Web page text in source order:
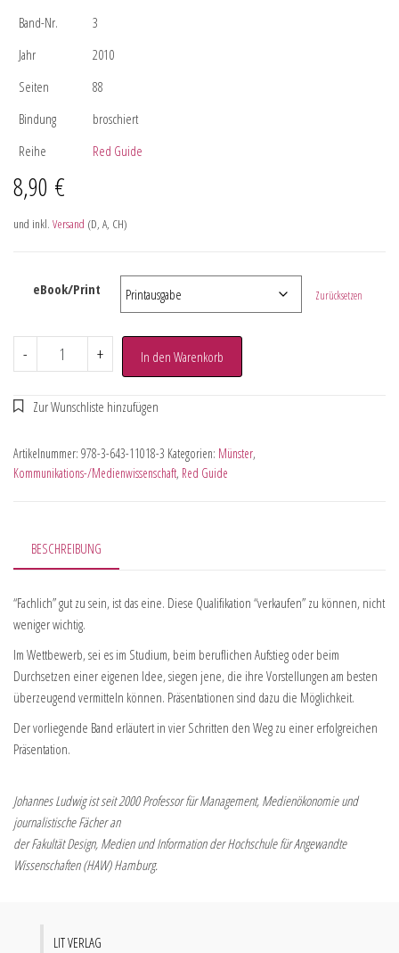
Band-Nr.
3
Jahr
2010
Seiten
88
Bindung
broschiert
Reihe
Red Guide
8,90 €
und inkl. Versand (D, A, CH)
eBook/Print Zurücksetzen
- + In den Warenkorb
Artikelnummer: 978-3-643-11018-3 Kategorien: Münster,
Kommunikations-/Medienwissenschaft, Red Guide
BESCHREIBUNG
“Fachlich” gut zu sein, ist das eine. Diese Qualifikation “verkaufen” zu können, nicht
weniger wichtig.
Im Wettbewerb, sei es im Studium, beim beruflichen Aufstieg oder beim
Durchsetzen einer eigenen Idee, siegen jene, die ihre Vorstellungen am besten
überzeugend vermitteln können. Präsentationen sind dazu die Möglichkeit.
Der vorliegende Band erläutert in vier Schritten den Weg zu einer erfolgreichen
Präsentation.
Johannes Ludwig ist seit 2000 Professor für Management, Medienökonomie und
journalistische Fächer an
der Fakultät Design, Medien und Information der Hochschule für Angewandte
Wissenschaften (HAW) Hamburg.
LIT VERLAG